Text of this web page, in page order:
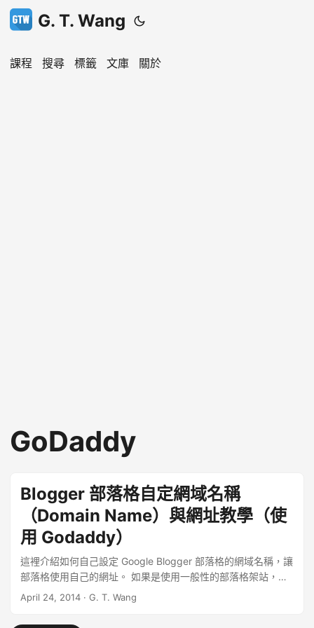
G. T. Wang
課程 搜尋 標籤 文庫 關於
GoDaddy
Blogger 部落格自定網域名稱
（Domain Name）與網址教學（使
用 Godaddy）
這裡介紹如何自己設定 Google Blogger 部落格的網域名稱，讓
部落格使用自己的網址。 如果是使用一般性的部落格架站，通
常網站都會掛在這些部落格的網域底下，例如 Blogger 就會是
格名稱之後，整個網址就顯得非常長，對於一般的使用者來說
April 24, 2014 · G. T. Wang